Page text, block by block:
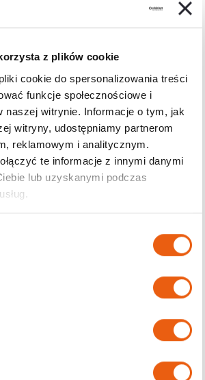
z plików cookie
cookie do spersonalizowania treści
funkcje społecznościowe i
naszej witrynie. Informacje o tym, jak
witryny, udostępniamy partnerom
reklamowym i analitycznym.
te informacje z innymi danymi
lub uzyskanymi podczas
skórze, uzupełnia wodę w głębszych
ją nawilżoną na dłużej